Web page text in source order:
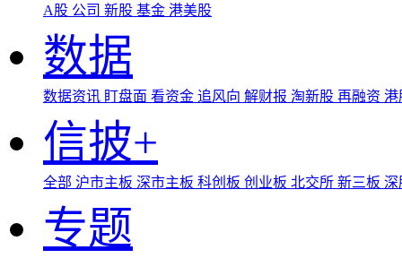
A股 公司 新股 基金 港美股
数据
数据资讯 盯盘面 看资金 追风向 解财报 淘新股 再融资
信披+
全部 沪市主板 深市主板 科创板 创业板 北交所 新三板
专题